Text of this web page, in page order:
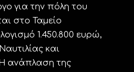
για την πόλη του
στο Ταμείο
1.450.800 ευρώ,
και
Η ανάπλαση της